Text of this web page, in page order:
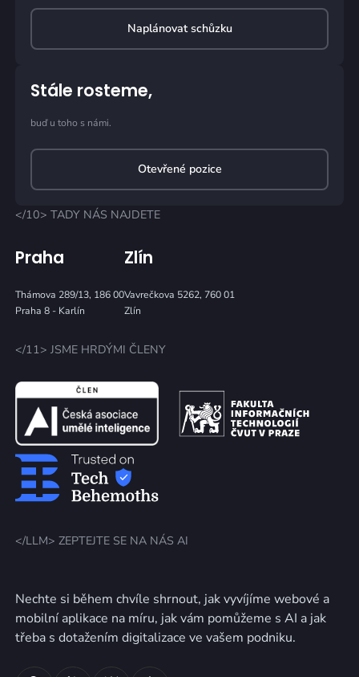
</10> TADY NÁS NAJDETE
Praha
Thámova 289/13, 186 00
Praha 8 - Karlín
Zlín
Vavrečkova 5262, 760 01
Zlín
</11> JSME HRDÝMI ČLENY
</LLM> ZEPTEJTE SE NA NÁS AI
Nechte si během chvíle shrnout, jak vyvíjíme webové a
mobilní aplikace na míru, jak vám pomůžeme s AI a jak
třeba s dotažením digitalizace ve vašem podniku.
Naplánovat schůzku
Stále rosteme,
buď u toho s námi.
Otevřené pozice